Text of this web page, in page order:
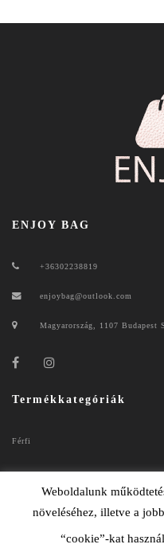
ENJOY BAG
+36302238819
enjoybag@outlook.com
Magyarország, 1107 Budapest
Termékkategóriák
Férfi
Weboldalunk
növeléséhez, illetve a
“cookie”-kat